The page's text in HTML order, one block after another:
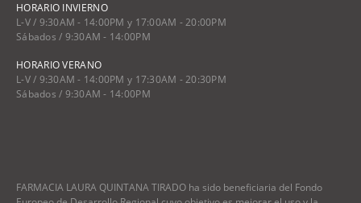
HORARIO INVIERNO
L-V / 9:30AM - 14:00PM y 17:00AM - 20:00PM
Sábados / 9:30AM - 14:00PM
HORARIO VERANO
L-V / 9:30AM - 14:00PM y 17:30AM - 20:30PM
Sábados / 9:30AM - 14:00PM
FARMACIA LAURA QUINTANA TIRADO ha sido beneficiaria del Fondo